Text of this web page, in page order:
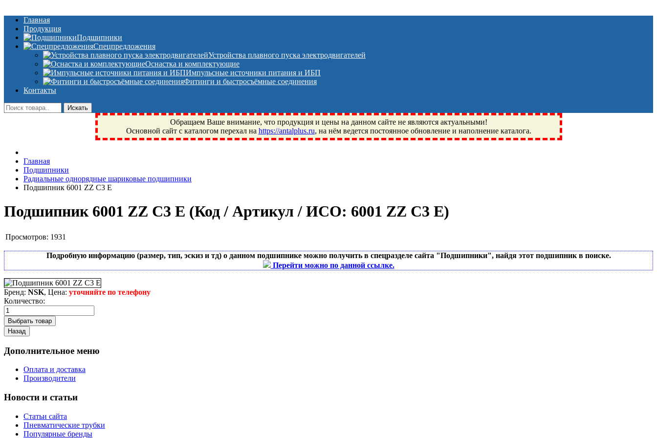
Главная
Продукция
Подшипники
Спецпредложения
Устройства плавного пуска электродвигателей
Оснастка и комплектующие
Импульсные источники питания и ИБП
Фитинги и быстросъёмные соединения
Контакты
Обращаем Ваше внимание, что продукция и цены на данном сайте не являются актуальными!
Основной сайт с каталогом перехал на https://antalplus.ru, на нём ведется постоянное обновление и наполнение каталога.
Фрязино, Антал+, плюс, Свердловский, Загорянский, Юбилейный, Щелково, Москва, Пушкино, Королёв, Балашиха, Фряново, Монино, Ивантеевка, подшипники, пневматика, метизы,
техника, сварочные аппараты, NIS, NSK, JED, KPT, NXZ, ГПЗ, Neutral, WHX, ZWZ, CRAFT, СПЗ-4, NECTECH, KG, LQY, DPI, BSN, SPZ, РФ, BMZ, ХАРП, CX, РОЛТОМ, APZ, FBJ, KYK,
NTN, SKF, купить, заказать
Главная
Подшипники
Радиальные однорядные шариковые подшипники
Подшипник 6001 ZZ C3 E
Подшипник 6001 ZZ C3 E (Код / Артикул / ИСО: 6001 ZZ C3 E)
Просмотров: 1931
Подробную информацию (размер, тип, эскиз и тд) о данном подшипнике можно получить в спецразделе сайта "Подшипники", найдя этот подшипник в поиске.
Перейти можно по данной ссылке.
Бренд: NSK, Цена: уточняйте по телефону
Количество:
Дополнительное меню
Оплата и доставка
Производители
Новости и статьи
Статьи сайта
Пневматические трубки
Популярные бренды